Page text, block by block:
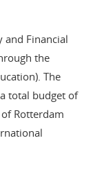
and Financial
the
The
total budget of
Rotterdam